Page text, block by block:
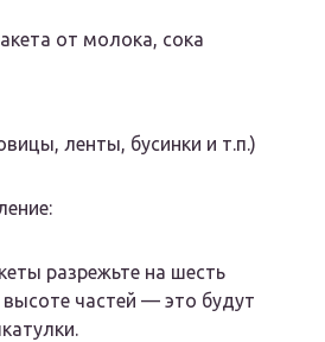
от молока, сока
ленты, бусинки и т.п.)
разрежьте на шесть
частей — это будут